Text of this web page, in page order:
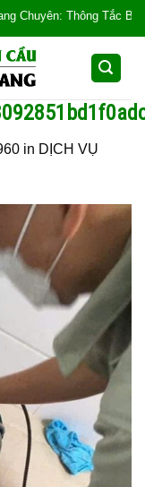
Thông Tắc Bồn
in DỊCH VỤ